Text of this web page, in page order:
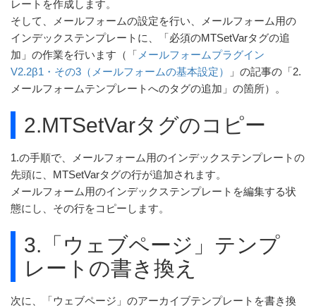
レートを作成します。
そして、メールフォームの設定を行い、メールフォーム用の
インデックステンプレートに、「必須のMTSetVarタグの追
加」の作業を行います（「 メールフォームプラグイン
V2.2β1・その3（メールフォームの基本設定）
」の記事の「2.
メールフォームテンプレートへのタグの追加」の箇所）。
2.MTSetVarタグのコピー
1.の手順で、メールフォーム用のインデックステンプレートの
先頭に、MTSetVarタグの行が追加されます。
メールフォーム用のインデックステンプレートを編集する状
態にし、その行をコピーします。
3.「ウェブページ」テンプ
レートの書き換え
次に、「ウェブページ」のアーカイブテンプレートを書き換